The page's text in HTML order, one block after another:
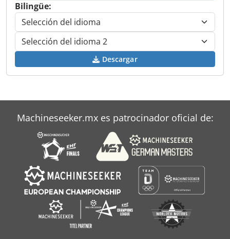
Bilingüe:
Descargar
Machineseeker.mx es patrocinador oficial de: